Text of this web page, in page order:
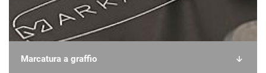
Marcatura a graffio